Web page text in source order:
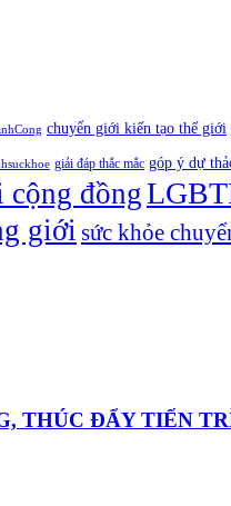
chuyển giới kiến tạo thế giới
giải đáp thắc mắc góp ý dự
cộng đồng
giới sức khỏe
THÚC ĐẨY TIẾN